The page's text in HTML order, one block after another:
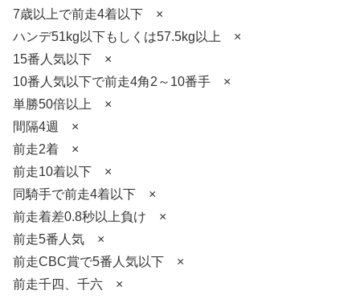
7歳以上で前走4着以下 ×
ハンデ51kg以下もしくは57.5kg以上 ×
15番人気以下 ×
10番人気以下で前走4角2～10番手 ×
単勝50倍以上 ×
間隔4週 ×
前走2着 ×
前走10着以下 ×
同騎手で前走4着以下 ×
前走着差0.8秒以上負け ×
前走5番人気 ×
前走CBC賞で5番人気以下 ×
前走千四、千六 ×